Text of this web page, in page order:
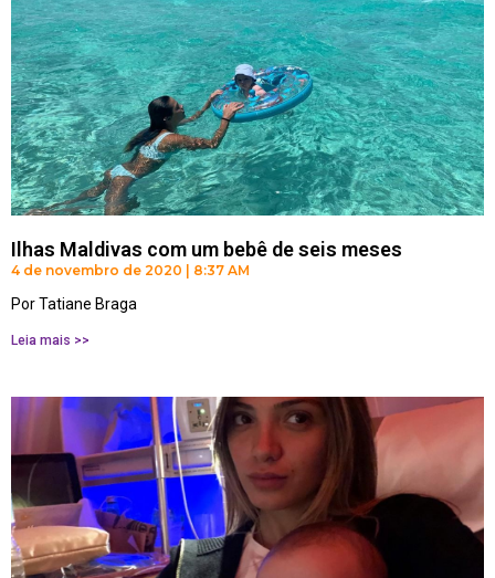
Ilhas Maldivas com um bebê de seis meses
4 de novembro de 2020 8:37 AM
Por Tatiane Braga
Leia mais >>